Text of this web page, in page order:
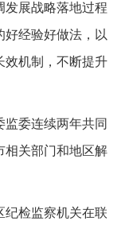
发展战略落地过程
好经验好做法，以
效机制，不断提升
委连续两年共同
相关部门和地区解
纪检监察机关在联